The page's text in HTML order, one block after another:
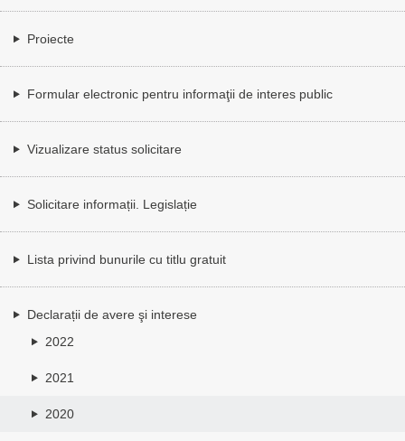
Proiecte
Formular electronic pentru informaţii de interes public
Vizualizare status solicitare
Solicitare informații. Legislație
Lista privind bunurile cu titlu gratuit
Declarații de avere şi interese
2022
2021
2020